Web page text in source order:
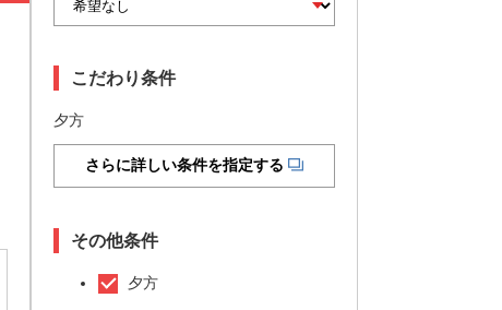
こだわり条件
夕方
さらに詳しい条件を指定する
その他条件
夕方